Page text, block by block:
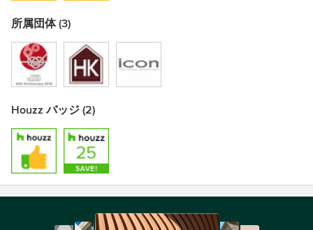
所属団体 (3)
Houzz バッジ (2)